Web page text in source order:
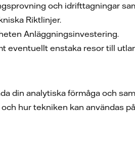
och idrifttagningar
Riktlinjer.
Anläggningsinvestering.
eventuellt enstaka resor till
din analytiska förmåga och
hur tekniken kan användas